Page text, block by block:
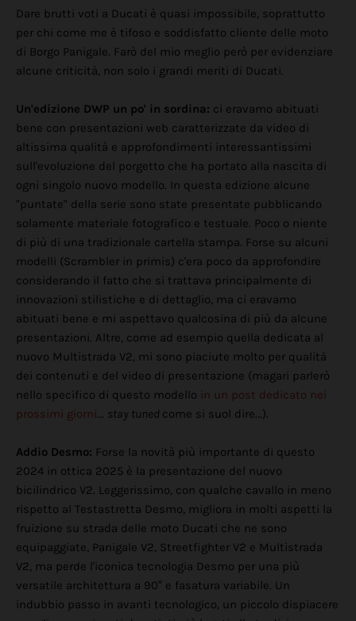
Dare brutti voti a Ducati è quasi impossibile, soprattutto
per chi come me è tifoso e soddisfatto cliente delle moto
di Borgo Panigale. Farò del mio meglio però per evidenziare
alcune criticità, non solo i grandi meriti di Ducati.
Un'edizione DWP un po' in sordina: ci eravamo abituati
bene con presentazioni web caratterizzate da video di
altissima qualità e approfondimenti interessantissimi
sull'evoluzione del porgetto che ha portato alla nascita di
ogni singolo nuovo modello. In questa edizione alcune
"puntate" della serie sono state presentate pubblicando
solamente materiale fotografico e testuale. Poco o niente
di più di una tradizionale cartella stampa. Forse su alcuni
modelli (Scrambler in primis) c'era poco da approfondire
considerando il fatto che si trattava principalmente di
innovazioni stilistiche e di dettaglio, ma ci eravamo
abituati bene e mi aspettavo qualcosina di più da alcune
presentazioni. Altre, come ad esempio quella dedicata al
nuovo Multistrada V2, mi sono piaciute molto per qualità
dei contenuti e del video di presentazione (magari parlerò
nello specifico di questo modello in un post dedicato nei
prossimi giorni... stay tuned come si suol dire...).
Addio Desmo: Forse la novità più importante di questo
2024 in ottica 2025 è la presentazione del nuovo
bicilindrico V2. Leggerissimo, con qualche cavallo in meno
rispetto al Testastretta Desmo, migliora in molti aspetti la
fruizione su strada delle moto Ducati che ne sono
equipaggiate, Panigale V2, Streetfighter V2 e Multistrada
V2, ma perde l'iconica tecnologia Desmo per una più
versatile architettura a 90° e fasatura variabile. Un
indubbio passo in avanti tecnologico, un piccolo dispiacere